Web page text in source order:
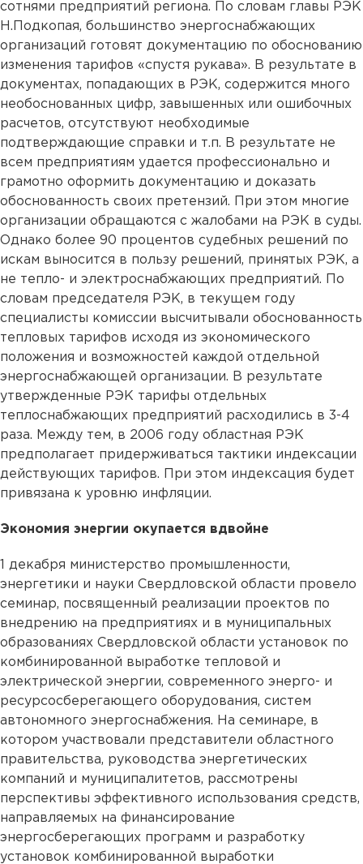
сотнями предприятий региона. По словам главы РЭК
Н.Подкопая, большинство энергоснабжающих
организаций готовят документацию по обоснованию
изменения тарифов «спустя рукава». В результате в
документах, попадающих в РЭК, содержится много
необоснованных цифр, завышенных или ошибочных
расчетов, отсутствуют необходимые
подтверждающие справки и т.п. В результате не
всем предприятиям удается профессионально и
грамотно оформить документацию и доказать
обоснованность своих претензий. При этом многие
организации обращаются с жалобами на РЭК в суды.
Однако более 90 процентов судебных решений по
искам выносится в пользу решений, принятых РЭК, а
не тепло- и электроснабжающих предприятий. По
словам председателя РЭК, в текущем году
специалисты комиссии высчитывали обоснованность
тепловых тарифов исходя из экономического
положения и возможностей каждой отдельной
энергоснабжающей организации. В результате
утвержденные РЭК тарифы отдельных
теплоснабжающих предприятий расходились в 3-4
раза. Между тем, в 2006 году областная РЭК
предполагает придерживаться тактики индексации
действующих тарифов. При этом индексация будет
привязана к уровню инфляции.
Экономия энергии окупается вдвойне
1 декабря министерство промышленности,
энергетики и науки Свердловской области провело
семинар, посвященный реализации проектов по
внедрению на предприятиях и в муниципальных
образованиях Свердловской области установок по
комбинированной выработке тепловой и
электрической энергии, современного энерго- и
ресурсосберегающего оборудования, систем
автономного энергоснабжения. На семинаре, в
котором участвовали представители областного
правительства, руководства энергетических
компаний и муниципалитетов, рассмотрены
перспективы эффективного использования средств,
направляемых на финансирование
энергосберегающих программ и разработку
установок комбинированной выработки